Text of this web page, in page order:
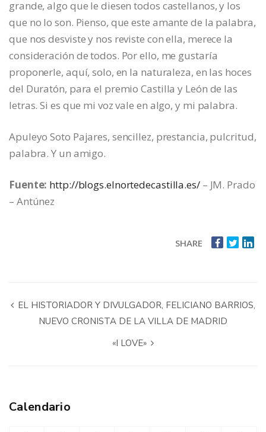
grande, algo que le diesen todos castellanos, y los
que no lo son. Pienso, que este amante de la palabra,
que nos desviste y nos reviste con ella, merece la
consideración de todos. Por ello, me gustaría
proponerle, aquí, solo, en la naturaleza, en las hoces
del Duratón, para el premio Castilla y León de las
letras. Si es que mi voz vale en algo, y mi palabra.
Apuleyo Soto Pajares, sencillez, prestancia, pulcritud,
palabra. Y un amigo.
Fuente: http://blogs.elnortedecastilla.es/– JM. Prado
– Antúnez
SHARE
EL HISTORIADOR Y DIVULGADOR, FELICIANO BARRIOS,
NUEVO CRONISTA DE LA VILLA DE MADRID
«I LOVE»
Calendario